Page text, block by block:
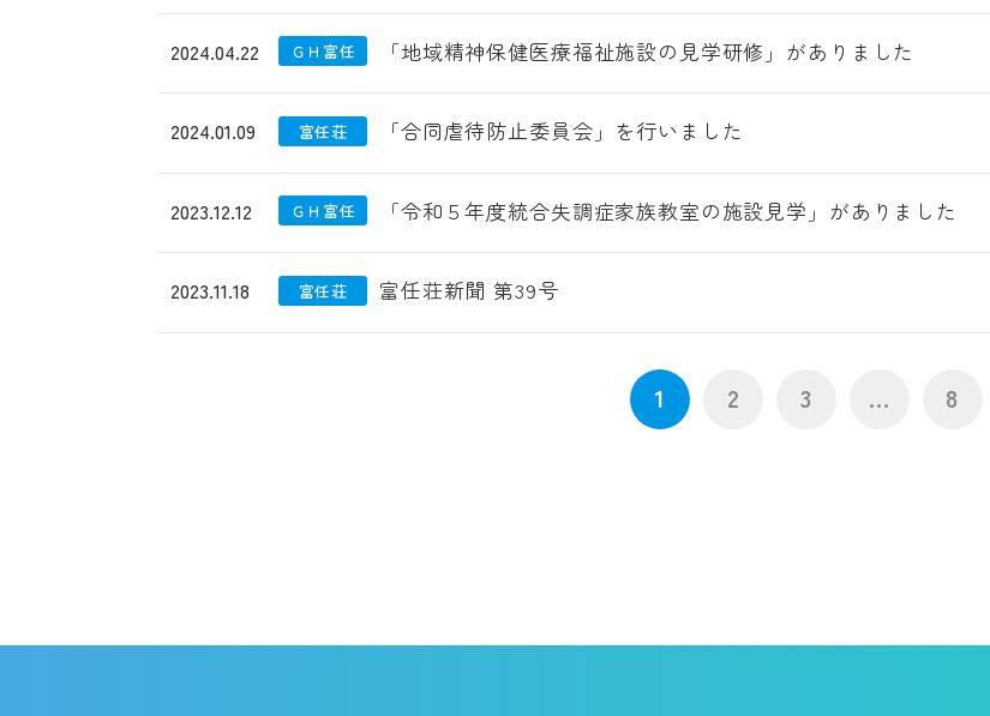
2024.04.22 ＧＨ富任 「地域精神保健医療福祉施設の見学研修」がありました
2024.01.09 富任荘 「合同虐待防止委員会」を行いました
2023.12.12 ＧＨ富任 「令和５年度統合失調症家族教室の施設見学」がありました
2023.11.18 富任荘 富任荘新聞 第39号
1 2 3 ... 8